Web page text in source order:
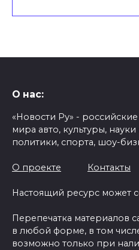
О нас:
«Новости Ру» -
мира авто, культуры,
политики, спорта, шоу-
О проекте Контакты
Настоящий ресурс может
Перепечатка материалов
в любой форме, в том
возможно только при